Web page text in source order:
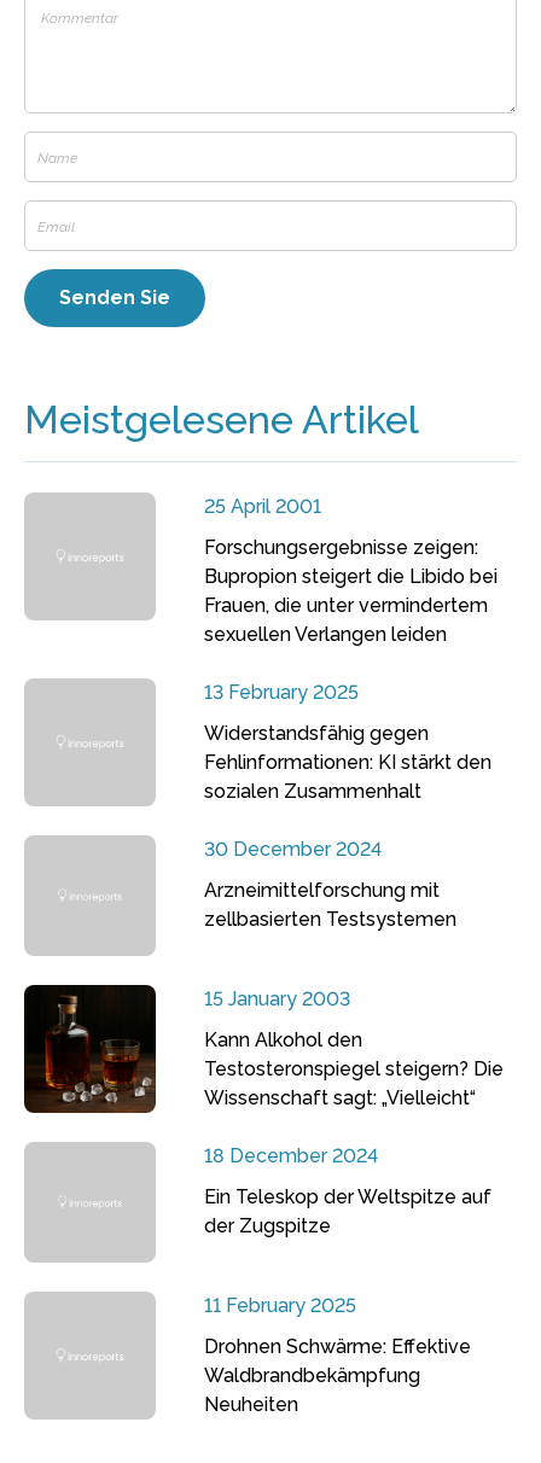
Meistgelesene Artikel
25 April 2001
Forschungsergebnisse zeigen:
Bupropion steigert die Libido bei
Frauen, die unter vermindertem
sexuellen Verlangen leiden
13 February 2025
Widerstandsfähig gegen
Fehlinformationen: KI stärkt den
sozialen Zusammenhalt
30 December 2024
Arzneimittelforschung mit
zellbasierten Testsystemen
15 January 2003
Kann Alkohol den
Testosteronspiegel steigern? Die
Wissenschaft sagt: „Vielleicht“
18 December 2024
Ein Teleskop der Weltspitze auf
der Zugspitze
11 February 2025
Drohnen Schwärme: Effektive
Waldbrandbekämpfung
Neuheiten